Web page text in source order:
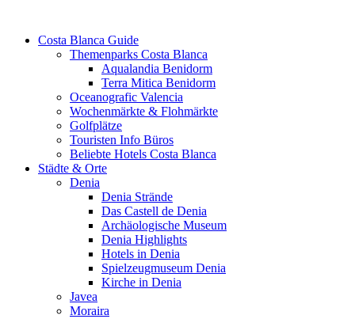
Costa Blanca Guide
Themenparks Costa Blanca
Aqualandia Benidorm
Terra Mitica Benidorm
Oceanografic Valencia
Wochenmärkte & Flohmärkte
Golfplätze
Touristen Info Büros
Beliebte Hotels Costa Blanca
Städte & Orte
Denia
Denia Strände
Das Castell de Denia
Archäologische Museum
Denia Highlights
Hotels in Denia
Spielzeugmuseum Denia
Kirche in Denia
Javea
Moraira